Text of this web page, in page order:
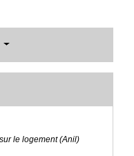
le logement (Anil)